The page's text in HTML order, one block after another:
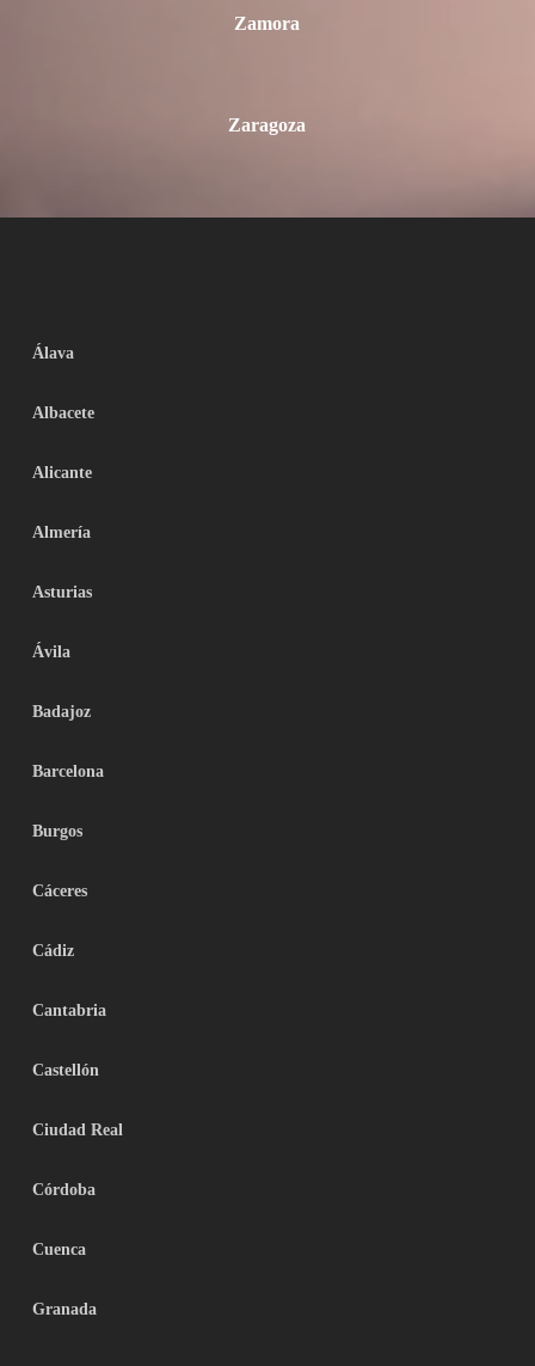
Zamora
Zaragoza
Álava
Albacete
Alicante
Almería
Asturias
Ávila
Badajoz
Barcelona
Burgos
Cáceres
Cádiz
Cantabria
Castellón
Ciudad Real
Córdoba
Cuenca
Granada